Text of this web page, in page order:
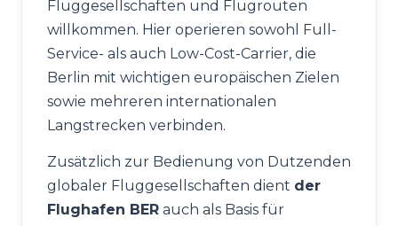
Fluggesellschaften und Flugrouten
willkommen. Hier operieren sowohl Full-
Service- als auch Low-Cost-Carrier, die
Berlin mit wichtigen europäischen Zielen
sowie mehreren internationalen
Langstrecken verbinden.
Zusätzlich zur Bedienung von Dutzenden
globaler Fluggesellschaften dient der
Flughafen BER auch als Basis für